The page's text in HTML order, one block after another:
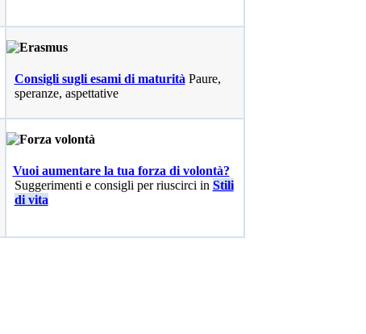
Consigli sugli esami di maturità Paure,
speranze, aspettative
Vuoi aumentare la tua forza di volontà?
Suggerimenti e consigli per riuscirci in Stili
di vita